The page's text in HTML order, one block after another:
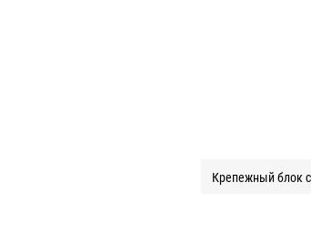
Крепежный блок